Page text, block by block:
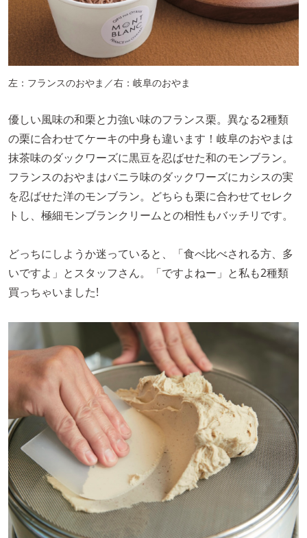
左：フランスのおやま／右：岐阜のおやま
優しい風味の和栗と力強い味のフランス栗。異なる2種類
の栗に合わせてケーキの中身も違います！岐阜のおやまは
抹茶味のダックワーズに黒豆を忍ばせた和のモンブラン。
フランスのおやまはバニラ味のダックワーズにカシスの実
を忍ばせた洋のモンブラン。どちらも栗に合わせてセレク
トし、極細モンブランクリームとの相性もバッチリです。
どっちにしようか迷っていると、「食べ比べされる方、多
いですよ」とスタッフさん。「ですよねー」と私も2種類
買っちゃいました!